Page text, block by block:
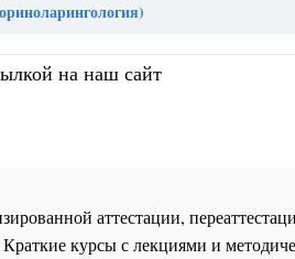
на наш сайт
аттестации,
курсы с лекциями и